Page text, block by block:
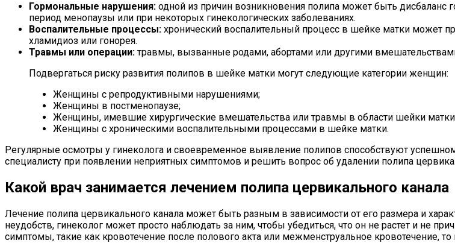
Гормональные нарушения: одной из причин возникновения полипа может быть дисбаланс
период менопаузы или при некоторых гинекологических заболеваниях.
Воспалительные процессы: хронический воспалительный процесс в шейке матки может
хламидиоз или гонорея.
Травмы или операции:травмы, вызванные родами, абортами или другими
Подвергаться риску развития полипов в шейке матки могут следующие категории женщин:
Женщины с репродуктивными нарушениями;
Женщины в постменопаузе;
Женщины, имевшие хирургические вмешательства или травмы в области шейки
Женщины с хроническими воспалительными процессами в шейке матки.
Регулярные осмотры у гинеколога и своевременное выявление полипов способствуют
специалисту при появлении неприятных симптомов и решить вопрос об удалении полипа
Какой врач занимается лечением полипа цервикального канала
Лечение полипа цервикального канала может быть разным в зависимости от его размера и
неудобств, гинеколог может просто наблюдать за ним, чтобы убедиться, что он не растет и не
симптомы, такие как кровотечение после полового акта или межменструальное кровотечение,